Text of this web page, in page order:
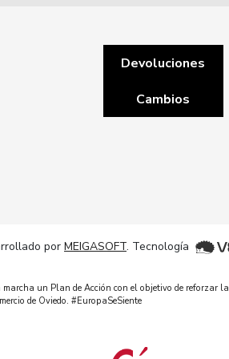
Devoluciones
Cambios
por MEIGASOFT. Tecnología
un Plan de Acción con el objetivo de reforzar la
de Oviedo. #EuropaSeSiente